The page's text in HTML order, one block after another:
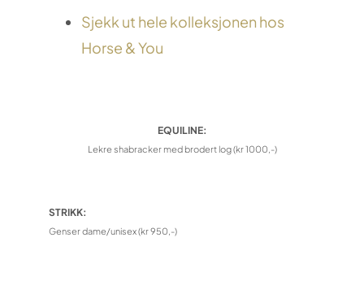
Sjekk ut hele kolleksjonen hos
Horse & You
EQUILINE:
Lekre shabracker med brodert log (kr 1000,-)
STRIKK:
Genser dame/unisex (kr 950,-)